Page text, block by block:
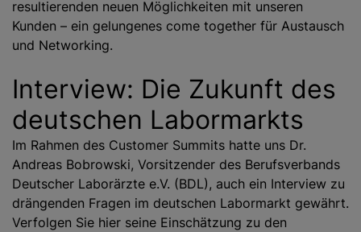
resultierenden neuen Möglichkeiten mit unseren
Kunden – ein gelungenes come together für Austausch
und Networking.
Interview: Die Zukunft des
deutschen Labormarkts
Im Rahmen des Customer Summits hatte uns Dr.
Andreas Bobrowski, Vorsitzender des Berufsverbands
Deutscher Laborärzte e.V. (BDL), auch ein Interview zu
drängenden Fragen im deutschen Labormarkt gewährt.
Verfolgen Sie hier seine Einschätzung zu den